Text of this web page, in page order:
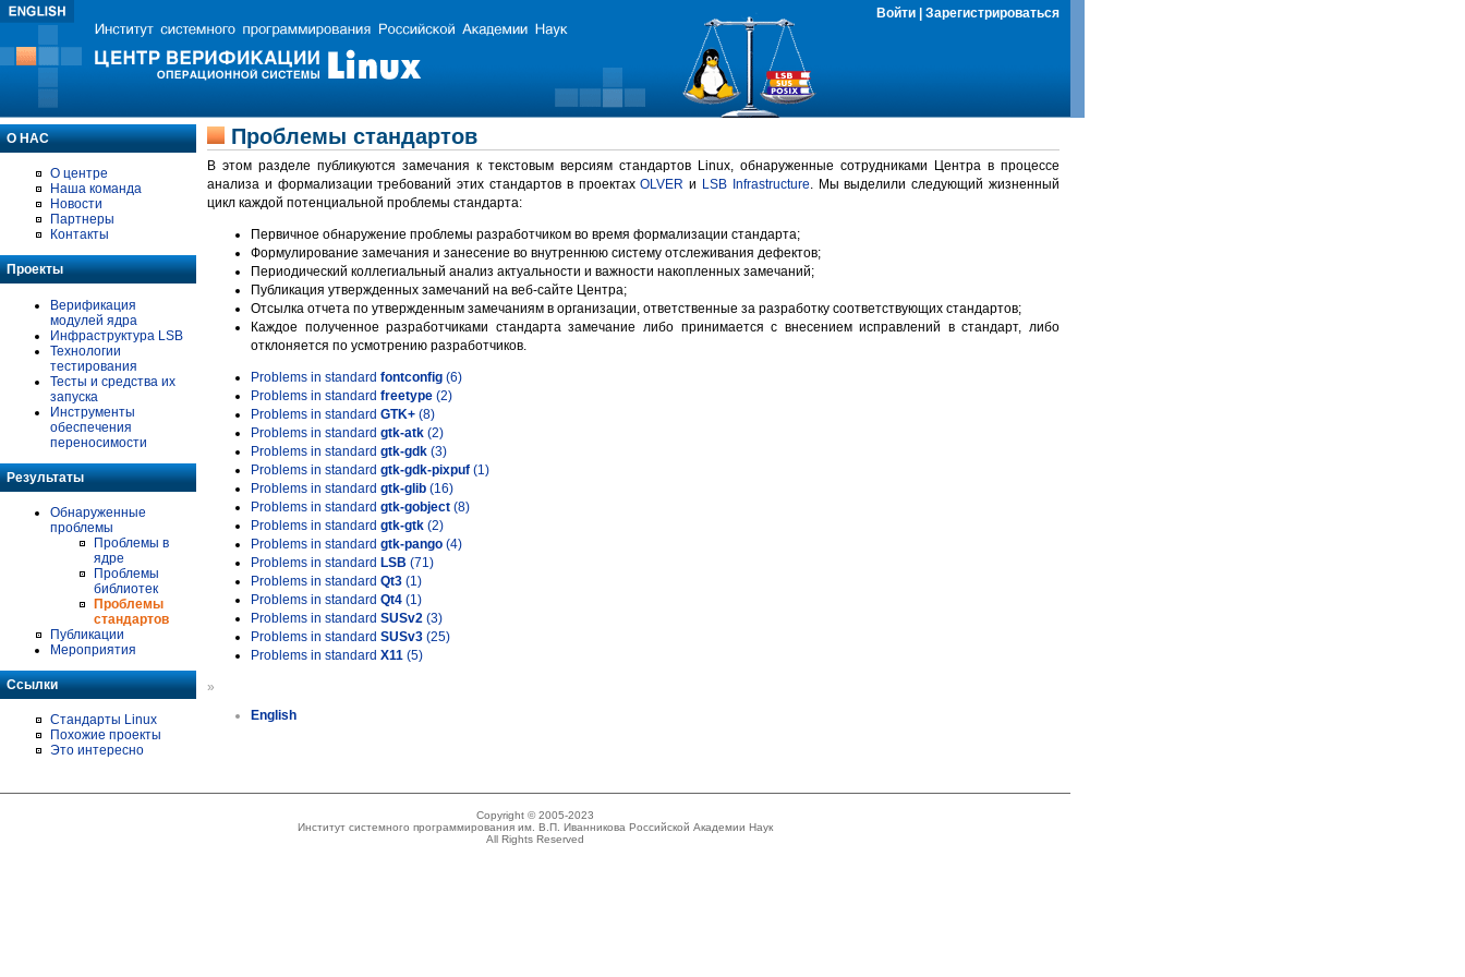
Войти Зарегистрироваться
О НАС
О центре
Наша команда
Новости
Партнеры
Контакты
Проекты
Верификация
модулей ядра
Инфраструктура LSB
Технологии
тестирования
Тесты и средства их
запуска
Инструменты
обеспечения
переносимости
Результаты
Обнаруженные
проблемы
Проблемы в
ядре
Проблемы
библиотек
Проблемы
стандартов
Публикации
Мероприятия
Ссылки
Стандарты Linux
Похожие проекты
Это интересно
Проблемы стандартов
В этом разделе публикуются замечания к текстовым версиям стандартов Linux, обнаруженные сотрудниками Центра в процессе
анализа и формализации требований этих стандартов в проектахOLVER и LSB Infrastructure. Мы выделили следующий жизненный
цикл каждой потенциальной проблемы стандарта:
Первичное обнаружение проблемы разработчиком во время формализации стандарта;
Формулирование замечания и занесение во внутреннюю систему отслеживания дефектов;
Периодический коллегиальный анализ актуальности и важности накопленных замечаний;
Публикация утвержденных замечаний на веб-сайте Центра;
Отсылка отчета по утвержденным замечаниям в организации, ответственные за разработку соответствующих стандартов;
Каждое полученное разработчиками стандарта замечание либо принимается с внесением исправлений в стандарт, либо
отклоняется по усмотрению разработчиков.
Problems in standard fontconfig (6)
Problems in standard freetype (2)
Problems in standard GTK+ (8)
Problems in standard gtk-atk (2)
Problems in standard gtk-gdk (3)
Problems in standard gtk-gdk-pixpuf (1)
Problems in standard gtk-glib (16)
Problems in standard gtk-gobject (8)
Problems in standard gtk-gtk (2)
Problems in standard gtk-pango (4)
Problems in standard LSB (71)
Problems in standard Qt3 (1)
Problems in standard Qt4 (1)
Problems in standard SUSv2 (3)
Problems in standard SUSv3 (25)
Problems in standard X11 (5)
»
English
Copyright © 2005-2023
Институт системного программирования им. В.П. Иванникова Российской Академии Наук
All Rights Reserved